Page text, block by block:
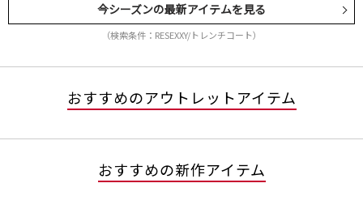
今シーズンの最新アイテムを見る
（検索条件：RESEXXY/トレンチコート）
おすすめのアウトレットアイテム
おすすめの新作アイテム